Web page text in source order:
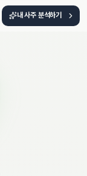
내 사주 분석하기